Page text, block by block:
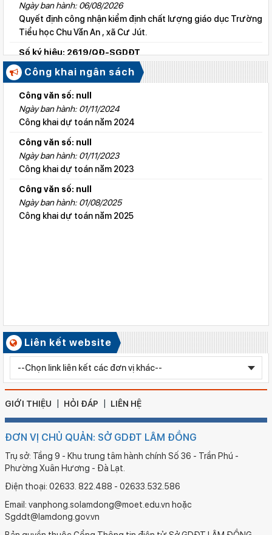
Ngày ban hành: 06/08/2026
Quyết định công nhận kiểm định chất lượng giáo dục Trường
Tiểu học Chu Văn An , xã Cư Jút.
Số ký hiệu: 2619/QĐ-SGDĐT
Ngày ban hành: 06/08/2026
Quyết định công nhận kiểm định chất lượng giáo dục Trường
Tiểu học Lý Tự Trọng , xã Cư Jút.
Số ký hiệu: 2615/QĐ-SGDĐT
Ngày ban hành: 06/08/2026
Quyết định công nhận kiểm định chất lượng giáo dục Trường
Tiểu học Nguyễn Bỉnh Khiêm, xã Đức linh.
Số ký hiệu: 2647/QĐ-SGDĐT
Ngày ban hành: 06/08/2026
QĐ cho phép thành lập TTNN-TH Anh Việt
Số ký hiệu: 2617/QĐ-SGDĐT
Số ký hiệu: 2577/QĐ-SGDĐT
Ngày ban hành: 05/08/2026
Chỉnh sửa bằng TN THPT LÊ HUỲNH NHƯ HẬU
Công khai ngân sách
Công văn số: null
Ngày ban hành: 01/11/2024
Công khai dự toán năm 2024
Công văn số: null
Ngày ban hành: 01/11/2023
Công khai dự toán năm 2023
Công văn số: null
Ngày ban hành: 01/08/2025
Công khai dự toán năm 2025
Liên kết website
GIỚI THIỆU HỎI ĐÁP LIÊN HỆ
ĐƠN VỊ CHỦ QUẢN: SỞ GDĐT LÂM ĐỒNG
Trụ sở: Tầng 9 - Khu trung tâm hành chính Số 36 - Trần Phú -
Phường Xuân Hương - Đà Lạt.
Điện thoại: 02633. 822.488 - 02633.532.586
Email: vanphong.solamdong@moet.edu.vn hoặc
Sgddt@lamdong.gov.vn